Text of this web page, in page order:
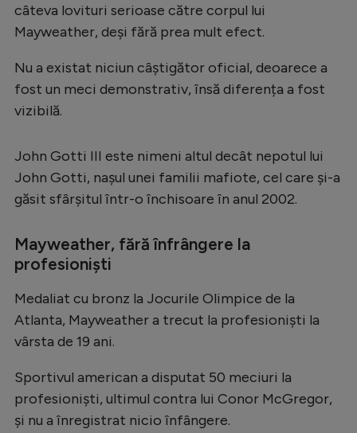
Ciclism
Alte sporturi
JO 2024
Creează cont
câteva lovituri serioase către corpul lui
Mayweather, deși fără prea mult efect.
Nu a existat niciun câștigător oficial, deoarece a
fost un meci demonstrativ, însă diferența a fost
vizibilă.
John Gotti III este nimeni altul decât nepotul lui
John Gotti, naşul unei familii mafiote, cel care și-a
găsit sfârșitul într-o închisoare în anul 2002.
Mayweather, fără înfrângere la
profesioniști
Medaliat cu bronz la Jocurile Olimpice de la
Atlanta, Mayweather a trecut la profesioniști la
vârsta de 19 ani.
Sportivul american a disputat 50 meciuri la
profesioniști, ultimul contra lui Conor McGregor,
și nu a înregistrat nicio înfângere.